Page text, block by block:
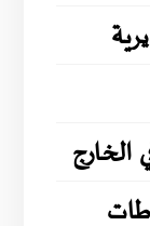
الخارج